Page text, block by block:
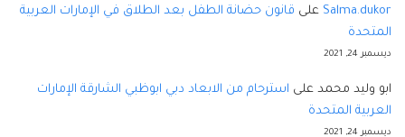
Salma.dukor على قانون حضانة الطفل بعد الطلاق في الإمارات العربية
المتحدة
ديسمبر 24, 2021
ابو وليد محمد على استرحام من الابعاد دبي ابوظبي الشارقة الإمارات
العربية المتحدة
ديسمبر 24, 2021